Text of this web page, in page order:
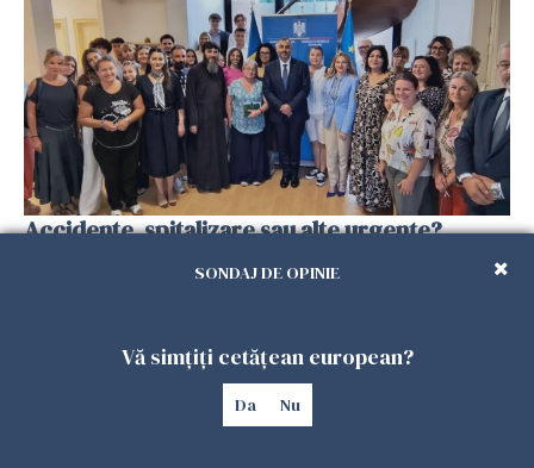
Accidente, spitalizare sau alte urgențe?
intervenții în doar 24 de ore
SONDAJ DE OPINIE
Vă simțiți cetățean european?
Da Nu